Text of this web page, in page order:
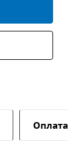
Оплата и